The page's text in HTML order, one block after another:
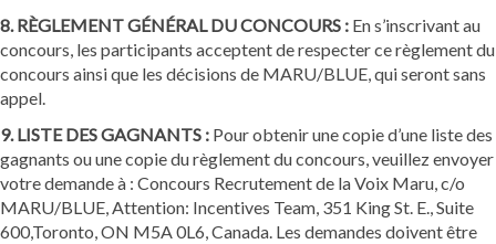
8. RÈGLEMENT GÉNÉRAL DU CONCOURS : En s’inscrivant au
concours, les participants acceptent de respecter ce règlement du
concours ainsi que les décisions de MARU/BLUE, qui seront sans
appel.
9. LISTE DES GAGNANTS : Pour obtenir une copie d’une liste des
gagnants ou une copie du règlement du concours, veuillez envoyer
votre demande à : Concours Recrutement de la Voix Maru, c/o
MARU/BLUE, Attention: Incentives Team, 351 King St. E., Suite
600,Toronto, ON M5A 0L6, Canada. Les demandes doivent être